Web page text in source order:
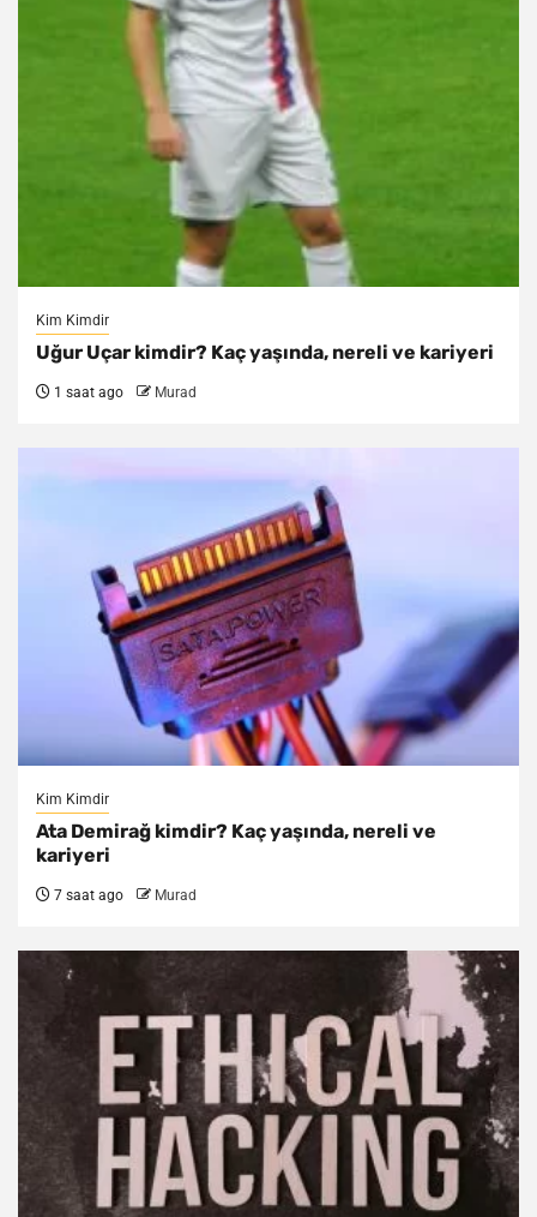
Kim Kimdir
Uğur Uçar kimdir? Kaç yaşında, nereli ve kariyeri
1 saat ago Murad
Kim Kimdir
Ata Demirağ kimdir? Kaç yaşında, nereli ve
kariyeri
7 saat ago Murad